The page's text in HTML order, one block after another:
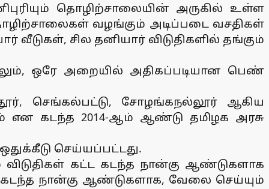
தொழிற்சாலையின் அருகில் உள்ள
வழங்கும் அடிப்படை வசதிகள்
வீடுகள், சில தனியார் விடுதிகளில் தங்கும்
ஒரே அறையில் அதிகப்படியான பெண்
செங்கல்பட்டு, சோழங்கநல்லூர் ஆகிய
என கடந்த 2014-ஆம் ஆண்டு தமிழக அரசு
செய்யப்பட்டது.
கட்ட கடந்த நான்கு ஆண்டுகளாக
நான்கு ஆண்டுகளாக, வேலை செய்யும்